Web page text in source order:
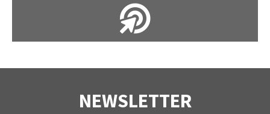
NEWSLETTER